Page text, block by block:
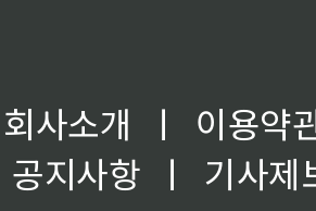
회사소개 ㅣ
이용약
공지사항
ㅣ
기사제